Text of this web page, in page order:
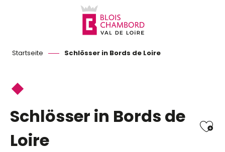
Startseite Schlösser in Bords de Loire
Schlösser in Bords de
Loire